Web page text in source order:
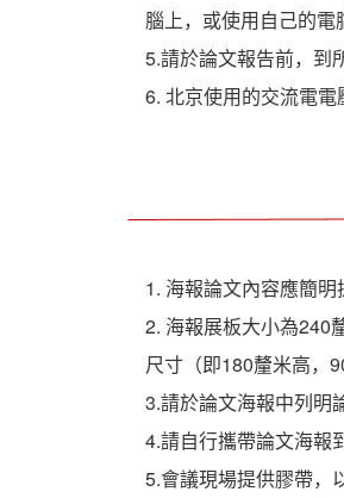
腦上，或使用自己的電
5.請於論文報告前，到
6. 北京使用的交流電電
1. 海報論文內容應簡
2. 海報展板大小為240
尺寸（即180釐米高，
3.請於論文海報中列明
4.請自行攜帶論文海報
5.會議現場提供膠帶，